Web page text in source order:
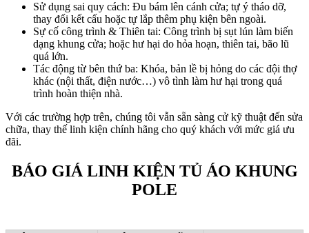
Sử dụng sai quy cách: Đu bám lên cánh cửa; tự ý tháo dỡ,
thay đổi kết cấu hoặc tự lắp thêm phụ kiện bên ngoài.
Sự cố công trình & Thiên tai: Công trình bị sụt lún làm biến
dạng khung cửa; hoặc hư hại do hỏa hoạn, thiên tai, bão lũ
quá lớn.
Tác động từ bên thứ ba: Khóa, bản lề bị hỏng do các đội thợ
khác (nội thất, điện nước…) vô tình làm hư hại trong quá
trình hoàn thiện nhà.
Với các trường hợp trên, chúng tôi vẫn sẵn sàng cử kỹ thuật đến sửa
chữa, thay thế linh kiện chính hãng cho quý khách với mức giá ưu
đãi.
BÁO GIÁ LINH KIỆN TỦ ÁO KHUNG
POLE